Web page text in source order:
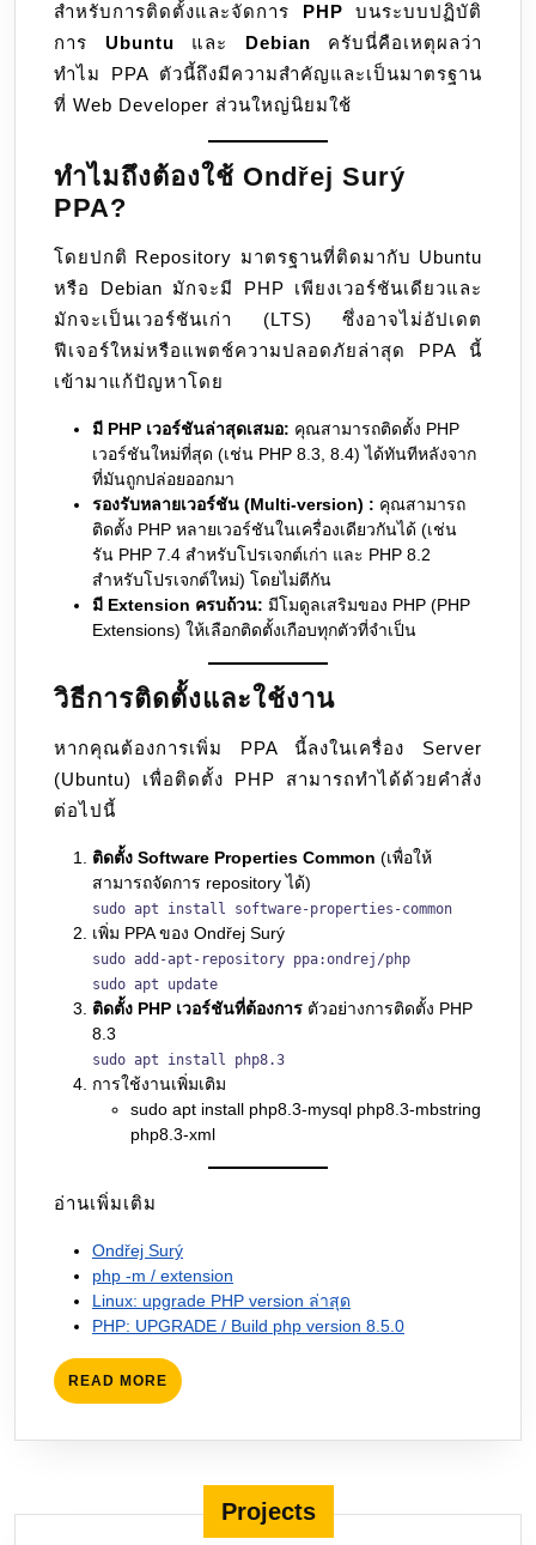
สำหรับการติดตั้งและจัดการ PHP บนระบบปฏิบัติ
การ Ubuntu และ Debian ครับนี่คือเหตุผลว่า
ทำไม PPA ตัวนี้ถึงมีความสำคัญและเป็นมาตรฐาน
ที่ Web Developer ส่วนใหญ่นิยมใช้
ทำไมถึงต้องใช้ Ondřej Surý
PPA?
โดยปกติ Repository มาตรฐานที่ติดมากับ Ubuntu
หรือ Debian มักจะมี PHP เพียงเวอร์ชันเดียวและ
มักจะเป็นเวอร์ชันเก่า (LTS) ซึ่งอาจไม่อัปเดต
ฟีเจอร์ใหม่หรือแพตช์ความปลอดภัยล่าสุด PPA นี้
เข้ามาแก้ปัญหาโดย
มี PHP เวอร์ชันล่าสุดเสมอ: คุณสามารถติดตั้ง PHP
เวอร์ชันใหม่ที่สุด (เช่น PHP 8.3, 8.4) ได้ทันทีหลังจาก
ที่มันถูกปล่อยออกมา
รองรับหลายเวอร์ชัน (Multi-version) : คุณสามารถ
ติดตั้ง PHP หลายเวอร์ชันในเครื่องเดียวกันได้ (เช่น
รัน PHP 7.4 สำหรับโปรเจกต์เก่า และ PHP 8.2
สำหรับโปรเจกต์ใหม่) โดยไม่ตีกัน
มี Extension ครบถ้วน: มีโมดูลเสริมของ PHP (PHP
Extensions) ให้เลือกติดตั้งเกือบทุกตัวที่จำเป็น
วิธีการติดตั้งและใช้งาน
หากคุณต้องการเพิ่ม PPA นี้ลงในเครื่อง Server
(Ubuntu) เพื่อติดตั้ง PHP สามารถทำได้ด้วยคำสั่ง
ต่อไปนี้
ติดตั้ง Software Properties Common (เพื่อให้
สามารถจัดการ repository ได้)
sudo apt install software-properties-common
เพิ่ม PPA ของ Ondřej Surý
sudo add-apt-repository ppa:ondrej/php
sudo apt update
ติดตั้ง PHP เวอร์ชันที่ต้องการ ตัวอย่างการติดตั้ง PHP
8.3
sudo apt install php8.3
การใช้งานเพิ่มเติม
sudo apt install php8.3-mysql php8.3-mbstring
php8.3-xml
อ่านเพิ่มเติม
Ondřej Surý
php -m / extension
Linux: upgrade PHP version ล่าสุด
PHP: UPGRADE / Build php version 8.5.0
READ MORE READ
MORE
Projects